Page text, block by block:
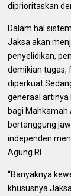
diprioritaskan
Dalam hal
Jaksa akan
penyelidikan,
demikian tugas,
generaal artinya
bagi Mahkamah
bertanggung
independen
Agung RI.
“Banyaknya
khususnya